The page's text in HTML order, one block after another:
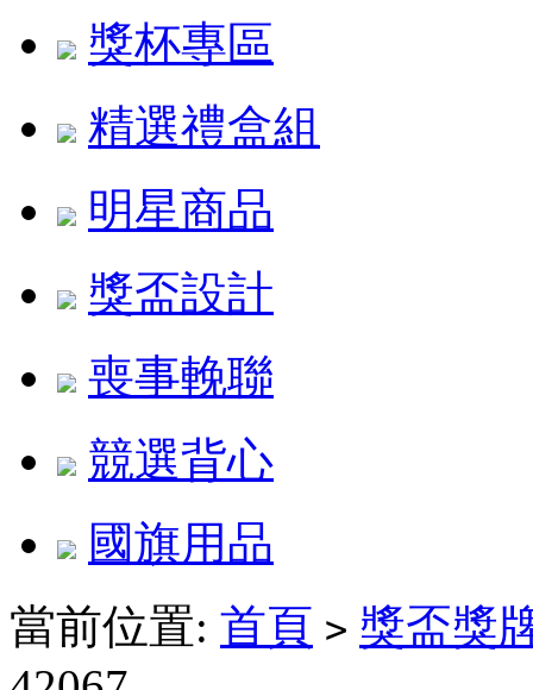
獎杯專區
精選禮盒組
明星商品
獎盃設計
喪事輓聯
競選背心
國旗用品
當前位置: 首頁 > 獎盃獎